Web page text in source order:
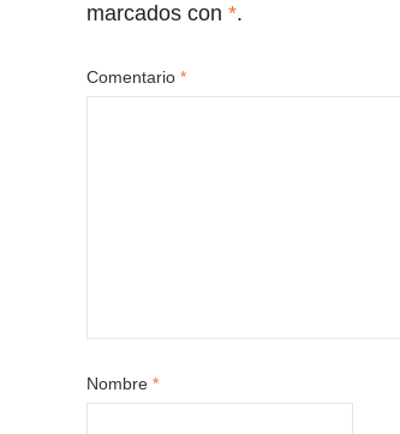
marcados con *.
Comentario *
Nombre *